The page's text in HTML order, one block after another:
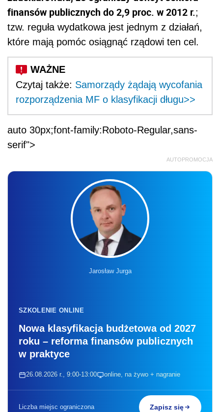
finansów publicznych do 2,9 proc. w 2012 r.;
tzw. reguła wydatkowa jest jednym z działań,
które mają pomóc osiągnąć rządowi ten cel.
Czytaj także: Samorządy żądają wycofania
rozporządzenia MF o klasyfikacji długu>>
auto 30px;font-family:Roboto-Regular,sans-
serif">
AUTOPROMOCJA
Jarosław Jurga
SZKOLENIE ONLINE
Nowa klasyfikacja budżetowa od 2027
roku – reforma finansów publicznych
w praktyce
26.08.2026 r., 9:00-13:00 online, na żywo + nagranie
Liczba miejsc ograniczona Zapisz się